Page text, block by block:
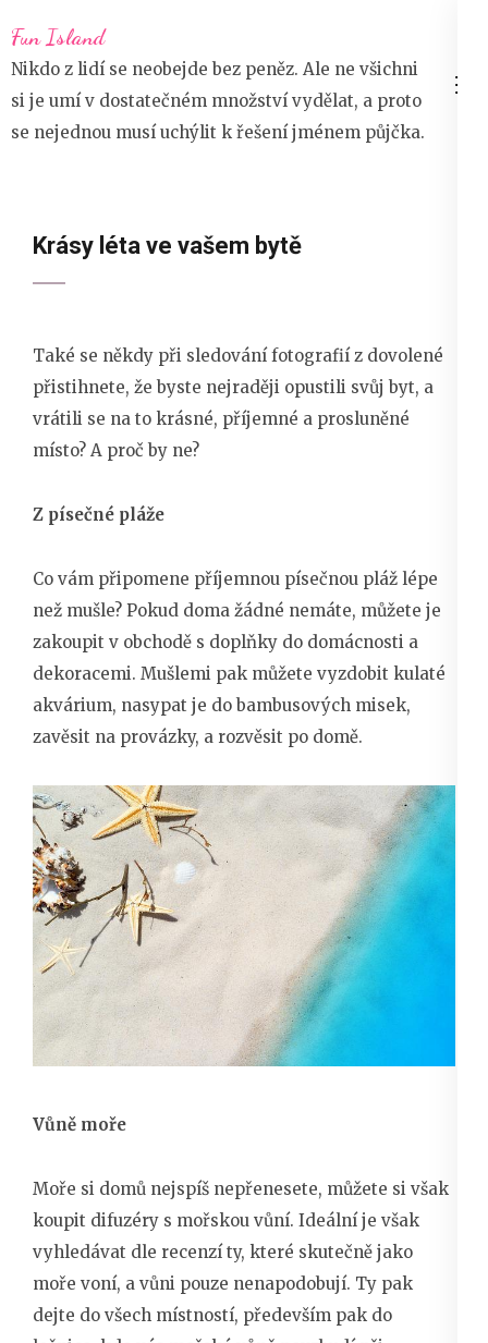
na
obsah
(stiskněte
Enter)
Fun Island
Nikdo z lidí se neobejde bez peněz. Ale ne všichni
si je umí v dostatečném množství vydělat, a proto
se nejednou musí uchýlit k řešení jménem půjčka.
Krásy léta ve vašem bytě
Také se někdy při sledování fotografií z dovolené
přistihnete, že byste nejraději opustili svůj byt, a
vrátili se na to krásné, příjemné a prosluněné
místo? A proč by ne?
Z písečné pláže
Co vám připomene příjemnou písečnou pláž lépe
než mušle? Pokud doma žádné nemáte, můžete je
zakoupit v obchodě s doplňky do domácnosti a
dekoracemi. Mušlemi pak můžete vyzdobit kulaté
akvárium, nasypat je do bambusových misek,
zavěsit na provázky, a rozvěsit po domě.
Vůně moře
Moře si domů nejspíš nepřenesete, můžete si však
koupit difuzéry s mořskou vůní. Ideální je však
vyhledávat dle recenzí ty, které skutečně jako
moře voní, a vůni pouze nenapodobují. Ty pak
dejte do všech místností, především pak do